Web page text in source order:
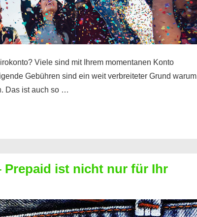
Viele sind mit Ihrem momentanen Konto
Gebühren sind ein weit verbreiteter Grund warum
Das ist auch so …
Prepaid ist nicht nur für Ihr